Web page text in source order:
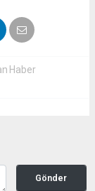
Haber
Gönder